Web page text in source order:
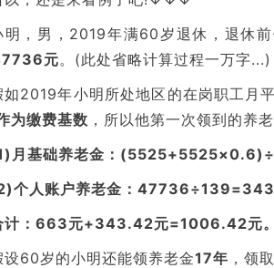
明，男，2019年满60岁退休，退休前
元。(此处省略计算过程一万字...)
如2019年小明所处地区的在岗职工月
为缴费基数 ，所以他第一次领到的养老
月基础养老金：
个人账户养老金：
计：663元+343.42元=1006.42元。
设60岁的小明还能领养老金17年 ，领